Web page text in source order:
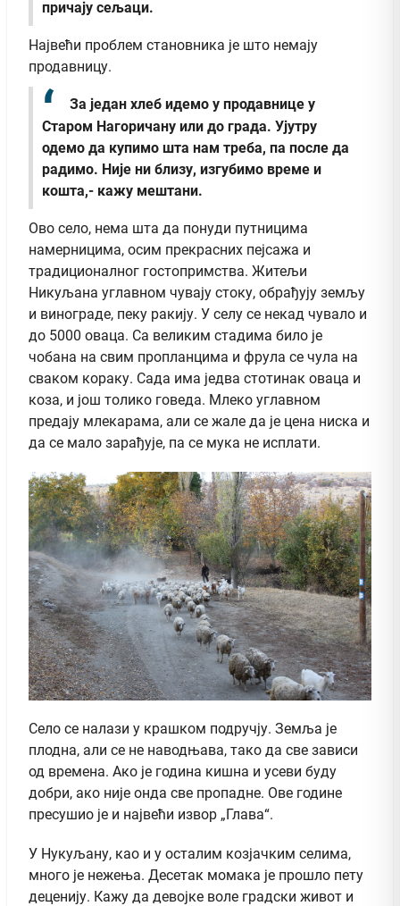
причају сељаци.
Највећи проблем становника је што немају
продавницу.
За један хлеб идемо у продавнице у
Старом Нагоричану или до града. Ујутру
одемо да купимо шта нам треба, па после да
радимо. Није ни близу, изгубимо време и
кошта,- кажу мештани.
Ово село, нема шта да понуди путницима
намерницима, осим прекрасних пејсажа и
традиционалног гостопримства. Житељи
Никуљана углавном чувају стоку, обрађују земљу
и винограде, пеку ракију. У селу се некад чувало и
до 5000 оваца. Са великим стадима било је
чобана на свим пропланцима и фрула се чула на
сваком кораку. Сада има једва стотинак оваца и
коза, и још толико говеда. Млеко углавном
предају млекарама, али се жале да је цена ниска и
да се мало зарађује, па се мука не исплати.
Село се налази у крашком подручју. Земља је
плодна, али се не наводњава, тако да све зависи
од времена. Ако је година кишна и усеви буду
добри, ако није онда све пропадне. Ове године
пресушио је и највећи извор „Глава“.
У Нукуљану, као и у осталим козјачким селима,
много је нежења. Десетак момака је прошло пету
деценију. Кажу да девојке воле градски живот и